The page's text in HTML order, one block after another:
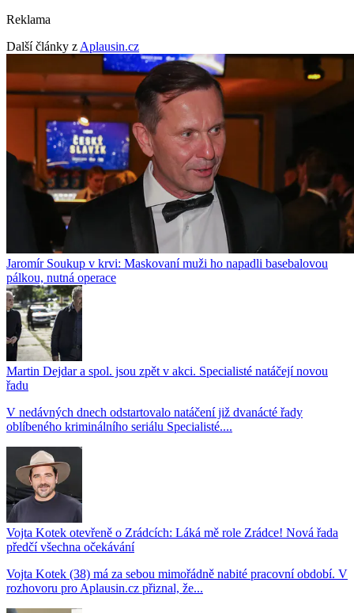
Reklama
Další články z Aplausin.cz
Jaromír Soukup v krvi: Maskovaní muži ho napadli basebalovou
pálkou, nutná operace
Martin Dejdar a spol. jsou zpět v akci. Specialisté natáčejí novou
řadu
V nedávných dnech odstartovalo natáčení již dvanácté řady
oblíbeného kriminálního seriálu Specialisté....
Vojta Kotek otevřeně o Zrádcích: Láká mě role Zrádce! Nová řada
předčí všechna očekávání
Vojta Kotek (38) má za sebou mimořádně nabité pracovní období. V
rozhovoru pro Aplausin.cz přiznal, že...